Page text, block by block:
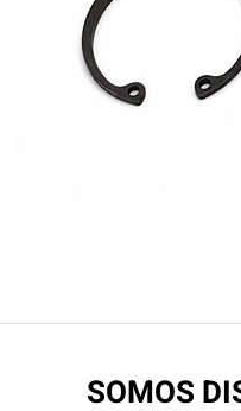
SOMOS